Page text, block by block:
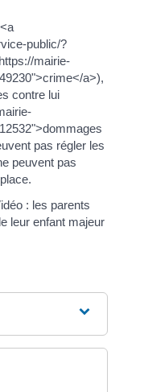
public/?
mairie-
a>),
contre lui
pas régler les
peuvent pas
: les parents
leur enfant majeur